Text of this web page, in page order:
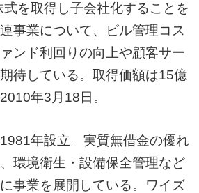
を取得し子会社化することを
事業について、ビル管理コス
ンド利回りの向上や顧客サー
待している。取得価額は15億
年3月18日。
年設立。実質無借金の優れ
環境衛生・設備保全管理など
事業を展開している。ワイズ